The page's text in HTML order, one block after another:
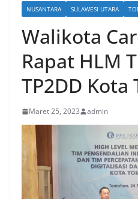
NUSANTARA SULAWESI UTARA
Walikota
Rapat HLM
TP2DD Kota
Maret 25, 2023 admin